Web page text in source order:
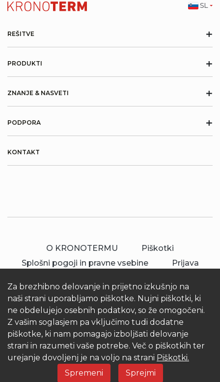
Za brezhibno delovanje in prijetno izkušnjo na
naši strani uporabljamo piškotke. Nujni piškotki, ki
ne obdelujejo osebnih podatkov, so že omogočeni.
Z vašim soglasjem pa vključimo tudi dodatne
piškotke, ki nam pomagajo izboljšati delovanje
strani in razumeti vaše potrebe. Več o piškotkih ter
urejanje dovoljenj je na voljo na strani Piškotki.
Spremeni
Sprejmi
REŠITVE +
PRODUKTI +
ZNANJE & NASVETI +
PODPORA +
KONTAKT
O KRONOTERMU
Piškotki
Splošni pogoji in pravne vsebine
Prijava
SL
© 2026 Kronoterm | vse pravice pridržane.
KRONOTERM d.o.o.